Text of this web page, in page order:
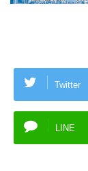
Twitter
LINE